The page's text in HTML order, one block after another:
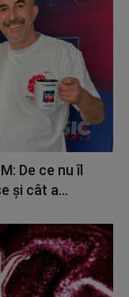
De ce nu îl
și cât a...